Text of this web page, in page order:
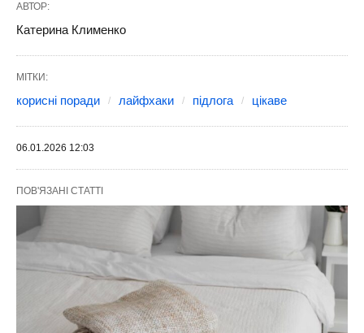
АВТОР:
Катерина Клименко
МІТКИ:
корисні поради лайфхаки підлога цікаве
06.01.2026 12:03
ПОВ'ЯЗАНІ СТАТТІ